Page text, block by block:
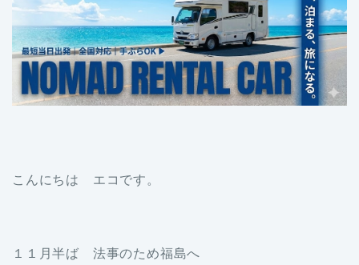
こんにちは エコです。
１１月半ば 法事のため福島へ